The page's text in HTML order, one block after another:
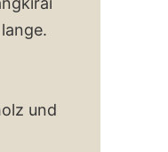
und